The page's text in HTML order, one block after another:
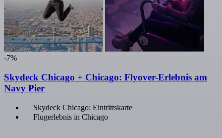
-7%
Skydeck Chicago + Chicago: Flyover-Erlebnis am
Navy Pier
Skydeck Chicago: Eintrittskarte
Flugerlebnis in Chicago